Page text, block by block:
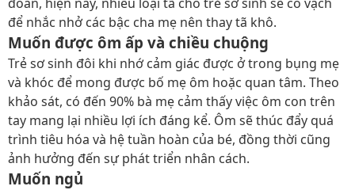
đoán, hiện nay, nhiều loại tã cho trẻ sơ sinh sẽ có vạch
để nhắc nhở các bậc cha mẹ nên thay tã khô.
Muốn được ôm ấp và chiều chuộng
Trẻ sơ sinh đôi khi nhớ cảm giác được ở trong bụng mẹ
và khóc để mong được bố mẹ ôm hoặc quan tâm. Theo
khảo sát, có đến 90% bà mẹ cảm thấy việc ôm con trên
tay mang lại nhiều lợi ích đáng kể. Ôm sẽ thúc đẩy quá
trình tiêu hóa và hệ tuần hoàn của bé, đồng thời cũng
ảnh hưởng đến sự phát triển nhân cách.
Muốn ngủ